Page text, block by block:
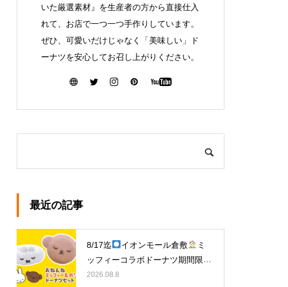
いた厳選素材』を生産者の方から直接仕入
れて、お店で一つ一つ手作りしています。
ぜひ、可愛いだけじゃなく「美味しい」ド
ーナツを安心してお召し上がりください。
最近の記事
8/17迄 イオンモール倉敷
ミ
ッフィーコラボドーナツ期間限定
販売中！
2026.08.8